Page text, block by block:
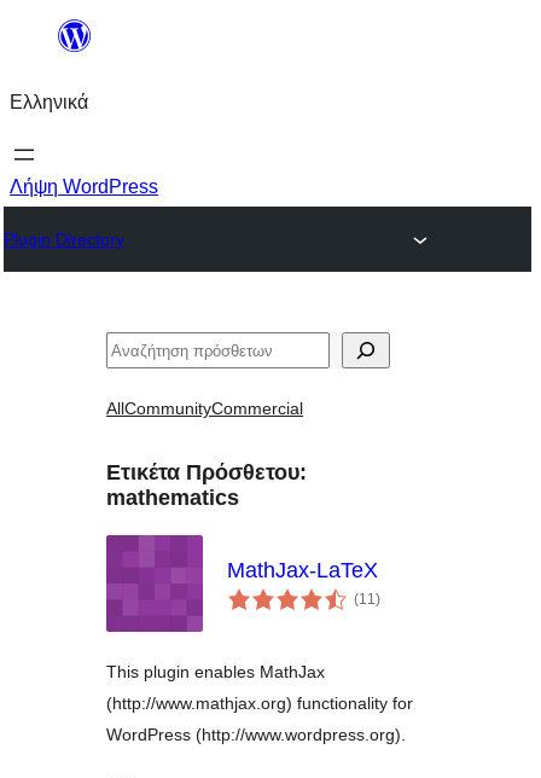
Μετάβαση
περιεχόμενο
Ελληνικά
Λήψη WordPress
Plugin Directory
Αναζήτηση
AllCommunityCommercial
Ετικέτα Πρόσθετου:
mathematics
MathJax-LaTeX
(11αξιολογήσεις
σύνολο
)
This plugin enables MathJax
(http://www.mathjax.org) functionality for
WordPress (http://www.wordpress.org).